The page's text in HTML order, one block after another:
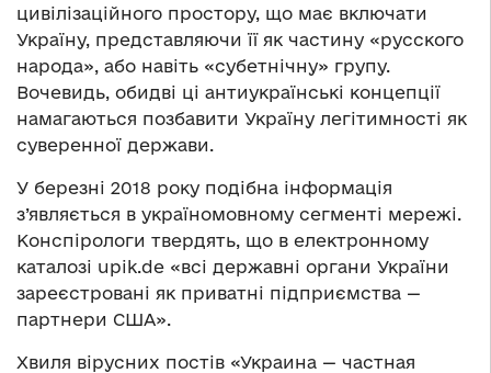
цивілізаційного простору, що має включати
Україну, представляючи її як частину «русского
народа», або навіть «субетнічну» групу.
Вочевидь, обидві ці антиукраїнські концепції
намагаються позбавити Україну легітимності як
суверенної держави.
У березні 2018 року подібна інформація
з’являється в україномовному сегменті мережі.
Конспірологи твердять, що в електронному
каталозі upik.de «всі державні органи України
зареєстровані як приватні підприємства —
партнери США».
Хвиля вірусних постів «Украина — частная